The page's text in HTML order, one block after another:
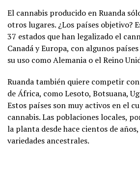
El cannabis producido en Ruanda
otros lugares. ¿Los países objetivo?
37 estados que han legalizado el
Canadá y Europa, con algunos
su uso como Alemania o el Reino
Ruanda también quiere competir
de África, como Lesoto, Botsuana,
Estos países son muy activos en el
cannabis. Las poblaciones locales,
la planta desde hace cientos de
variedades ancestrales.